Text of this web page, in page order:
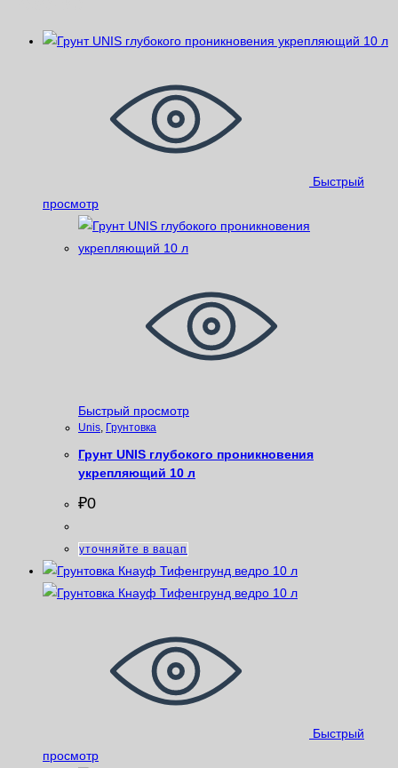
Быстрый
просмотр
Быстрый просмотр
Unis, Грунтовка
Грунт UNIS глубокого проникновения
укрепляющий 10 л
₽0
уточняйте в вацап
Быстрый
просмотр